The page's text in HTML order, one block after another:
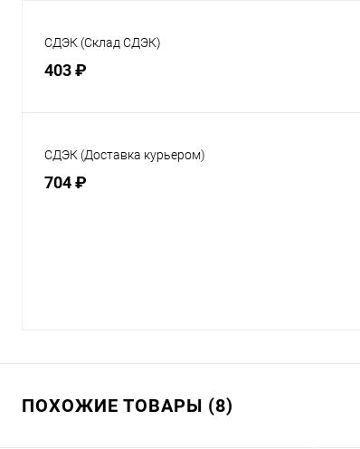
СДЭК (Склад СДЭК)
403 ₽
СДЭК (Доставка курьером)
704 ₽
ПОХОЖИЕ ТОВАРЫ (8)